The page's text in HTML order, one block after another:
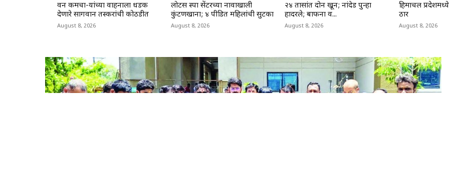
वन कर्मचा-यांच्या वाहनाला धडक
देणारे सागवान तस्करांची कोठडीत
August 8, 2026
लोटस स्पा सेंटरच्या नावाखाली
कुंटणखाना; ४ पीडित महिलांची सुटका
August 8, 2026
२४ तासांत दोन खून; नांदेड पुन्हा
हादरले; बाफना व...
August 8, 2026
हिमाचल
ठार
August 8, 2026